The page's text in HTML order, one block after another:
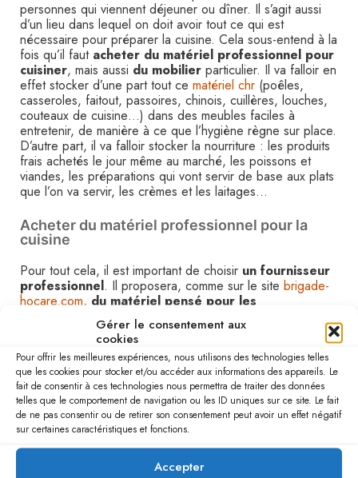
Gérer le consentement aux
cookies
Pour offrir les meilleures expériences, nous utilisons des technologies telles
que les cookies pour stocker et/ou accéder aux informations des appareils. Le
fait de consentir à ces technologies nous permettra de traiter des données
telles que le comportement de navigation ou les ID uniques sur ce site. Le fait
de ne pas consentir ou de retirer son consentement peut avoir un effet négatif
sur certaines caractéristiques et fonctions.
Accepter
personnes qui viennent déjeuner ou dîner. Il s’agit aussi
d’un lieu dans lequel on doit avoir tout ce qui est
nécessaire pour préparer la cuisine. Cela sous-entend à la
fois qu’il faut acheter du matériel professionnel pour
cuisiner, mais aussi du mobilier particulier. Il va falloir en
effet stocker d’une part tout ce matériel chr (poêles,
casseroles, faitout, passoires, chinois, cuillères, louches,
couteaux de cuisine…) dans des meubles faciles à
entretenir, de manière à ce que l’hygiène règne sur place.
D’autre part, il va falloir stocker la nourriture : les produits
frais achetés le jour même au marché, les poissons et
viandes, les préparations qui vont servir de base aux plats
que l’on va servir, les crèmes et les laitages…
Acheter du matériel professionnel pour la
cuisine
Pour tout cela, il est important de choisir un fournisseur
professionnel. Il proposera, comme sur le site brigade-
hocare.com, du matériel pensé pour les
professionnels de la restauration et de l’hôtellerie
Dès lors, quelles que soient les idées d’aménagement que
l’on peut avoir pour sa cuisine, en fonction de l’espace
dont on dispose, on peut trouver précisément ce qui y
correspond, sur cesite internet de vente de matériel
pour la restauration. Il est important que la cuisine soit
pensée de manière à être ergonomique. Cela signifie que,
quel que soit l’ustensile dont on a besoin, et, quelle que
soit la quantité de viande ou de légumes que l’on veut
utiliser pour ses préparations culinaires, il faut que tout soit
à portée de main en permanence.